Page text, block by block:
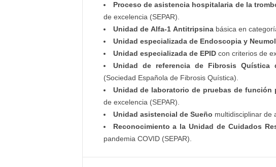
Proceso de asistencia hospitalaria de la
de excelencia (SEPAR).
Unidad de Alfa-1 Antitripsinabásica en
Unidad especializada de Endoscopia y
Unidad especializada de EPIDcon criterios de
Unidad de referencia de Fibrosis Quística
(Sociedad Española de Fibrosis Quística).
Unidad de laboratorio de pruebas de función
de excelencia (SEPAR).
Unidad asistencial de Sueño multidisciplinar de
Reconocimiento a la Unidad de Cuidados
pandemia COVID (SEPAR).